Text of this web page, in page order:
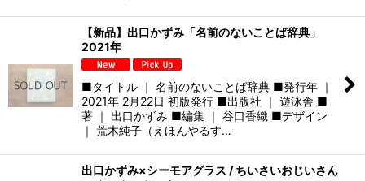
【新品】出口かずみ「名前のないことば辞典」
2021年
■タイトル ｜ 名前のないことば辞典 ■発行年 ｜
2021年 2月22日 初版発行 ■出版社 ｜ 遊泳舎 ■
著 ｜ 出口かずみ ■編集 ｜ 谷口香織 ■デザイン
｜ 荒木純子（えほんやるす…
出口かずみ×シーモアグラス / ちいさいおじいさん